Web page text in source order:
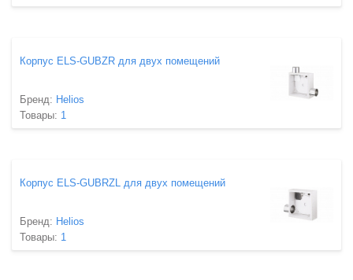
Корпус ELS-GUBZR для двух помещений
Бренд: Helios
Товары: 1
Корпус ELS-GUBRZL для двух помещений
Бренд: Helios
Товары: 1